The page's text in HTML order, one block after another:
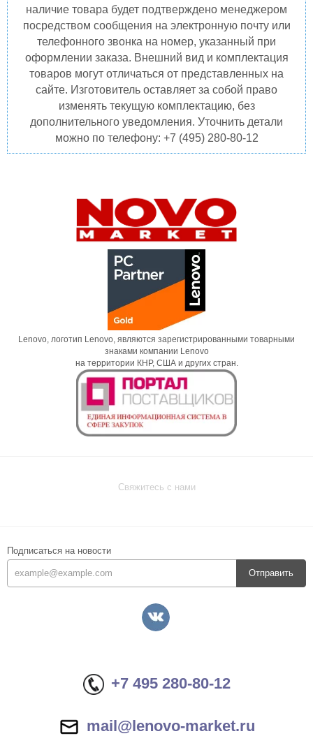
наличие товара будет подтверждено менеджером
посредством сообщения на электронную почту или
телефонного звонка на номер, указанный при
оформлении заказа. Внешний вид и комплектация
товаров могут отличаться от представленных на
сайте. Изготовитель оставляет за собой право
изменять текущую комплектацию, без
дополнительного уведомления. Уточнить детали
можно по телефону: +7 (495) 280-80-12
Lenovo, логотип Lenovo, являются зарегистрированными товарными
знаками компании Lenovo
на территории КНР, США и других стран.
Свяжитесь с нами
Подписаться на новости
Отправить
+7 495 280-80-12
mail@lenovo-market.ru